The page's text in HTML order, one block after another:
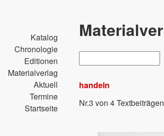
Katalog
Chronologie
Editionen
Materialverlag
Aktuell
Termine
Startseite
handeln
Nr.3 von 4